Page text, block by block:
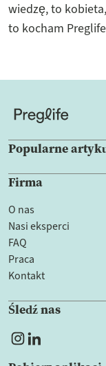
wiedzę, to
to kocham
Popularne
Firma
O nas
Nasi eksperci
FAQ
Praca
Kontakt
Śledź nas